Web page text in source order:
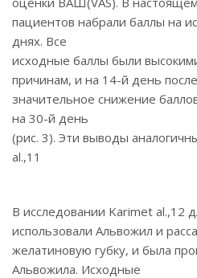
пациентов набрали баллы на
днях. Все
исходные баллы были
причинам, и на 14-й день
значительное снижение
на 30-й день
(рис. 3). Эти выводы
al.,11
В исследовании Karimet al.,12
использовали Альвожил и
желатиновую губку, и была
Альвожила. Исходные